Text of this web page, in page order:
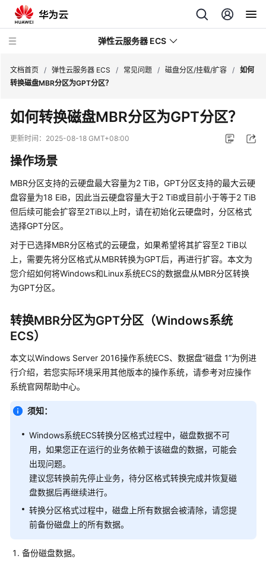
弹性云服务器 ECS
最
新
动
务
公
告
产
品
介
绍
费
说
快
速
入
门
户
南
最
佳
文档首页 / 弹性云服务器 ECS / 常见问题 / 磁盘分区/挂载/扩容 / 如何
转换磁盘MBR分区为GPT分区？
如何转换磁盘MBR分区为GPT分区？
更新时间： 2025-08-18 GMT+08:00
操作场景
MBR分区支持的云硬盘最大容量为2 TiB，GPT分区支持的最大云硬
盘容量为18 EiB，因此当云硬盘容量大于2 TiB或目前小于等于2 TiB
但后续可能会扩容至2TiB以上时，请在初始化云硬盘时，分区格式
选择GPT分区。
对于已选择MBR分区格式的云硬盘，如果希望将其扩容至2 TiB以
上，需要先将分区格式从MBR转换为GPT后，再进行扩容。本文为
您介绍如何将Windows和Linux系统ECS的数据盘从MBR分区转换
为GPT分区。
转换MBR分区为GPT分区（Windows系统
ECS）
本文以Windows Server 2016操作系统ECS、数据盘“磁盘 1”为例进
行介绍，若您实际环境采用其他版本的操作系统，请参考对应操作
系统官网帮助中心。
须知：
Windows系统ECS转换分区格式过程中，磁盘数据不可
用，如果您正在运行的业务依赖于该磁盘的数据，可能会
出现问题。
建议您转换前先停止业务，待分区格式转换完成并恢复磁
盘数据后再继续进行。
转换分区格式过程中，磁盘上所有数据会被清除，请您提
前备份磁盘上的所有数据。
备份磁盘数据。